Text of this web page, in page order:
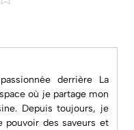
derrière La
où je partage mon
Depuis toujours, je
pouvoir des saveurs et